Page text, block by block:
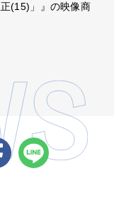
(15)」』の映像商